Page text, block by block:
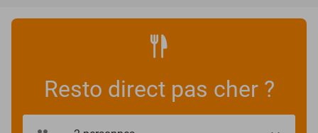
Resto direct pas cher ?